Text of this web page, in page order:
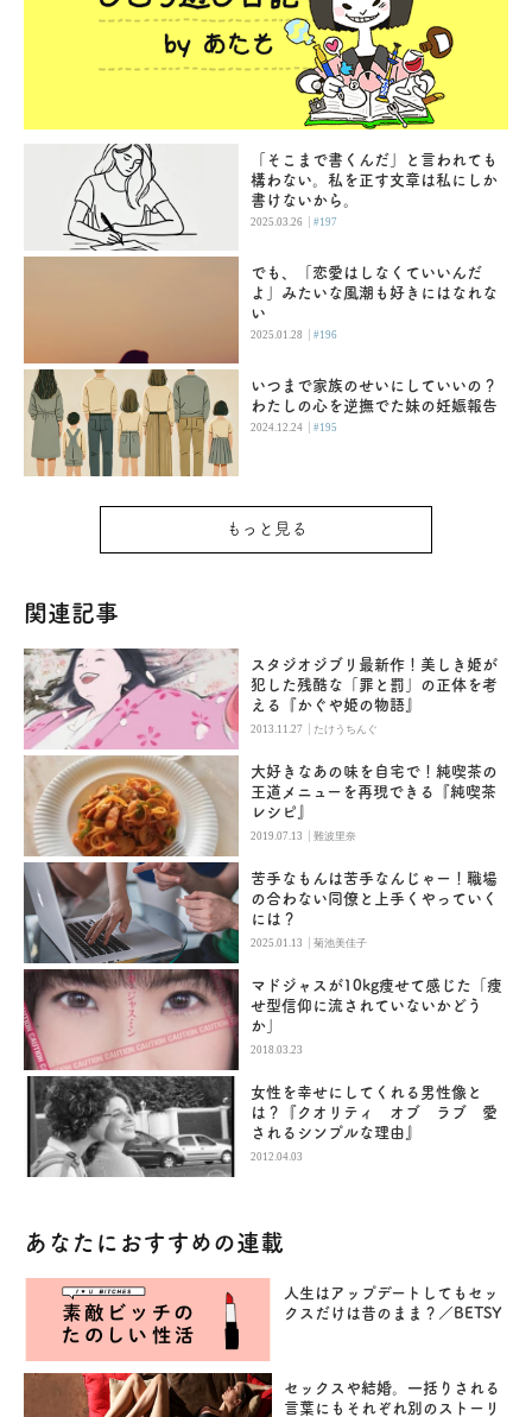
「そこまで書くんだ」と言われても
構わない。私を正す文章は私にしか
書けないから。
2025.03.26 |#197
でも、「恋愛はしなくていいんだ
よ」みたいな風潮も好きにはなれな
い
2025.01.28 |#196
いつまで家族のせいにしていいの？
わたしの心を逆撫でた妹の妊娠報告
2024.12.24 |#195
もっと見る
関連記事
スタジオジブリ最新作！美しき姫が
犯した残酷な「罪と罰」の正体を考
える『かぐや姫の物語』
2013.11.27 | たけうちんぐ
大好きなあの味を自宅で！純喫茶の
王道メニューを再現できる『純喫茶
レシピ』
2019.07.13 |難波里奈
苦手なもんは苦手なんじゃー！職場
の合わない同僚と上手くやっていく
には？
2025.01.13 |菊池美佳子
マドジャスが10kg痩せて感じた「痩
せ型信仰に流されていないかどう
か」
2018.03.23
女性を幸せにしてくれる男性像と
は？『クオリティ オブ ラブ 愛
されるシンプルな理由』
2012.04.03
あなたにおすすめの連載
人生はアップデートしてもセッ
クスだけは昔のまま？／BETSY
セックスや結婚。一括りされる
言葉にもそれぞれ別のストーリ